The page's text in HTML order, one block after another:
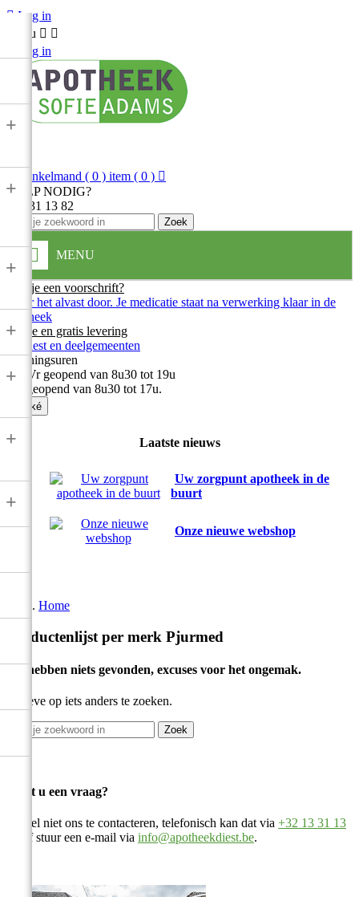
 Log in
Menu  
Log in
Winkelmand ( 0 ) item ( 0 ) 
HULP NODIG?
013 31 13 82
Zoek
MENU
+
+
+
+
+
+
+
Heb je een voorschrift?
Stuur het alvast door. Je medicatie staat na verwerking klaar in de
apotheek
Snelle en gratis levering
In Diest en deelgemeenten
Openingsuren
Ma-Vr geopend van 8u30 tot 19u
Zat geopend van 8u30 tot 17u.
Oké
Laatste nieuws
Uw zorgpunt apotheek in de
buurt
Onze nieuwe webshop
Home
Productenlijst per merk Pjurmed
We hebben niets gevonden, excuses voor het ongemak.
Gelieve op iets anders te zoeken.
Zoek
Heeft u een vraag?
Aarzel niet ons te contacteren, telefonisch kan dat via +32 13 31 13
of stuur een e-mail via info@apotheekdiest.be.